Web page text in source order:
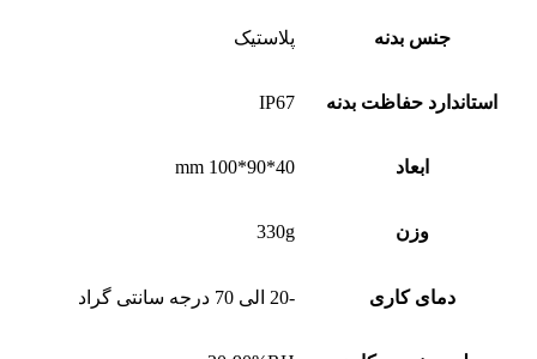
جنس بدنه پلاستیک
استاندارد حفاظت بدنه IP67
ابعاد 40*90*100 mm
وزن 330g
دمای کاری -20 الی 70 درجه سانتی گراد